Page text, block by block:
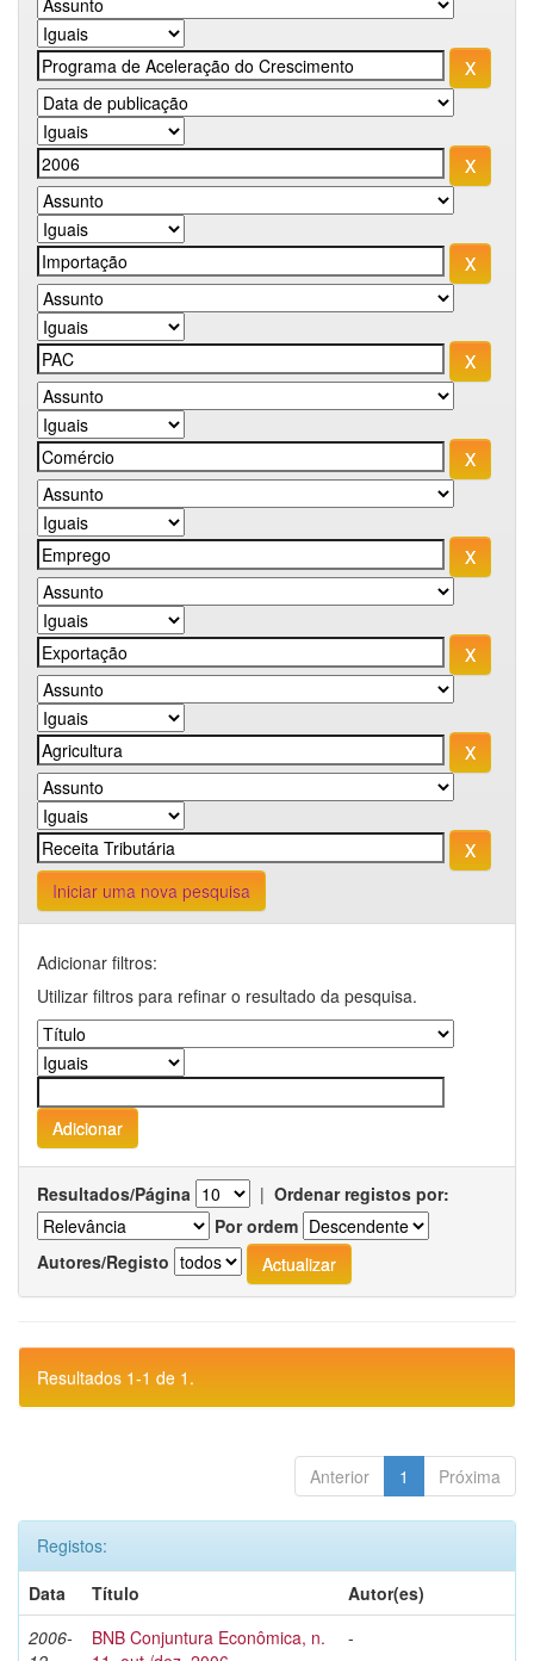
Iniciar uma nova pesquisa
Adicionar filtros:
Utilizar filtros para refinar o resultado da pesquisa.
Resultados/Página | Ordenar registos por:
Por ordem
Autores/Registo
Resultados 1-1 de 1.
Anterior 1 Próxima
Registos:
Data
Título
Autor(es)
2006-
BNB Conjuntura Econômica, n.
-